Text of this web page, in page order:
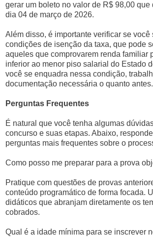
gerar um boleto no valor de R$ 98,00 que
dia 04 de março de 2026.
Além disso, é importante verificar se você
condições de isenção da taxa, que pode
aqueles que comprovarem renda familiar
inferior ao menor piso salarial do Estado
você se enquadra nessa condição,
documentação necessária o quanto antes.
Perguntas Frequentes
É natural que você tenha algumas
concurso e suas etapas. Abaixo,
perguntas mais frequentes sobre o
Como posso me preparar para a prova
Pratique com questões de provas
conteúdo programático de forma focada.
didáticos que abranjam diretamente os
cobrados.
Qual é a idade mínima para se inscrever